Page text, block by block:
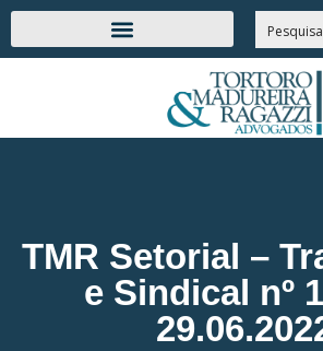
TMR Setorial –
e Sindical nº